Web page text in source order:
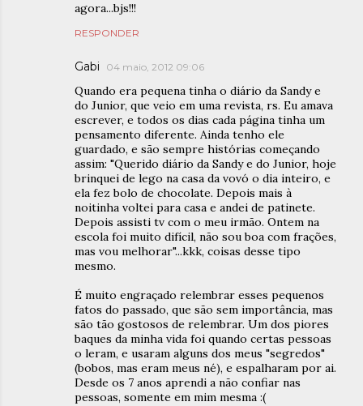
agora...bjs!!!
RESPONDER
Gabi 04 maio, 2012 09:06
Quando era pequena tinha o diário da Sandy e
do Junior, que veio em uma revista, rs. Eu amava
escrever, e todos os dias cada página tinha um
pensamento diferente. Ainda tenho ele
guardado, e são sempre histórias começando
assim: "Querido diário da Sandy e do Junior, hoje
brinquei de lego na casa da vovó o dia inteiro, e
ela fez bolo de chocolate. Depois mais à
noitinha voltei para casa e andei de patinete.
Depois assisti tv com o meu irmão. Ontem na
escola foi muito difícil, não sou boa com frações,
mas vou melhorar"...kkk, coisas desse tipo
mesmo.
É muito engraçado relembrar esses pequenos
fatos do passado, que são sem importância, mas
são tão gostosos de relembrar. Um dos piores
baques da minha vida foi quando certas pessoas
o leram, e usaram alguns dos meus "segredos"
(bobos, mas eram meus né), e espalharam por ai.
Desde os 7 anos aprendi a não confiar nas
pessoas, somente em mim mesma :(